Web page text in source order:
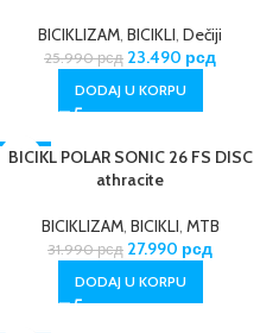
BICIKLIZAM, BICIKLI, Dečiji
25.990рсд 23.490 рсд
DODAJ U KORPU
-13%
BICIKL POLAR SONIC 26 FS DISC
athracite
BICIKLIZAM, BICIKLI, MTB
31.990рсд 27.990 рсд
DODAJ U KORPU